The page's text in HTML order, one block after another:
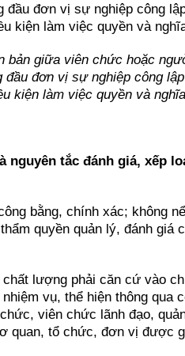
đơn vị sự nghiệp công
kiện làm việc quyền và
bản giữa viên chức hoặc
đơn vị sự nghiệp công
kiện làm việc quyền và
nguyên tắc đánh giá, xếp
bằng, chính xác; không
quyền quản lý, đánh giá
chất lượng phải căn cứ vào
vụ, thể hiện thông qua
viên chức lãnh đạo,
quan, tổ chức, đơn vị được